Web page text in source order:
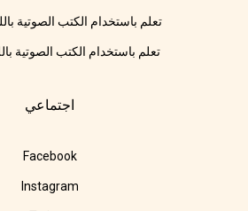
تعلم باستخدام الكتب الصوتية
تعلم باستخدام الكتب الصوتية
اجتماعي
Facebook
Instagram